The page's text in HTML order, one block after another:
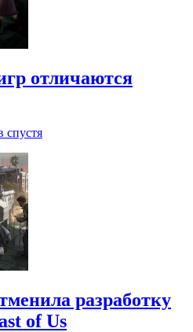
отличаются
спустя
разработку
of Us